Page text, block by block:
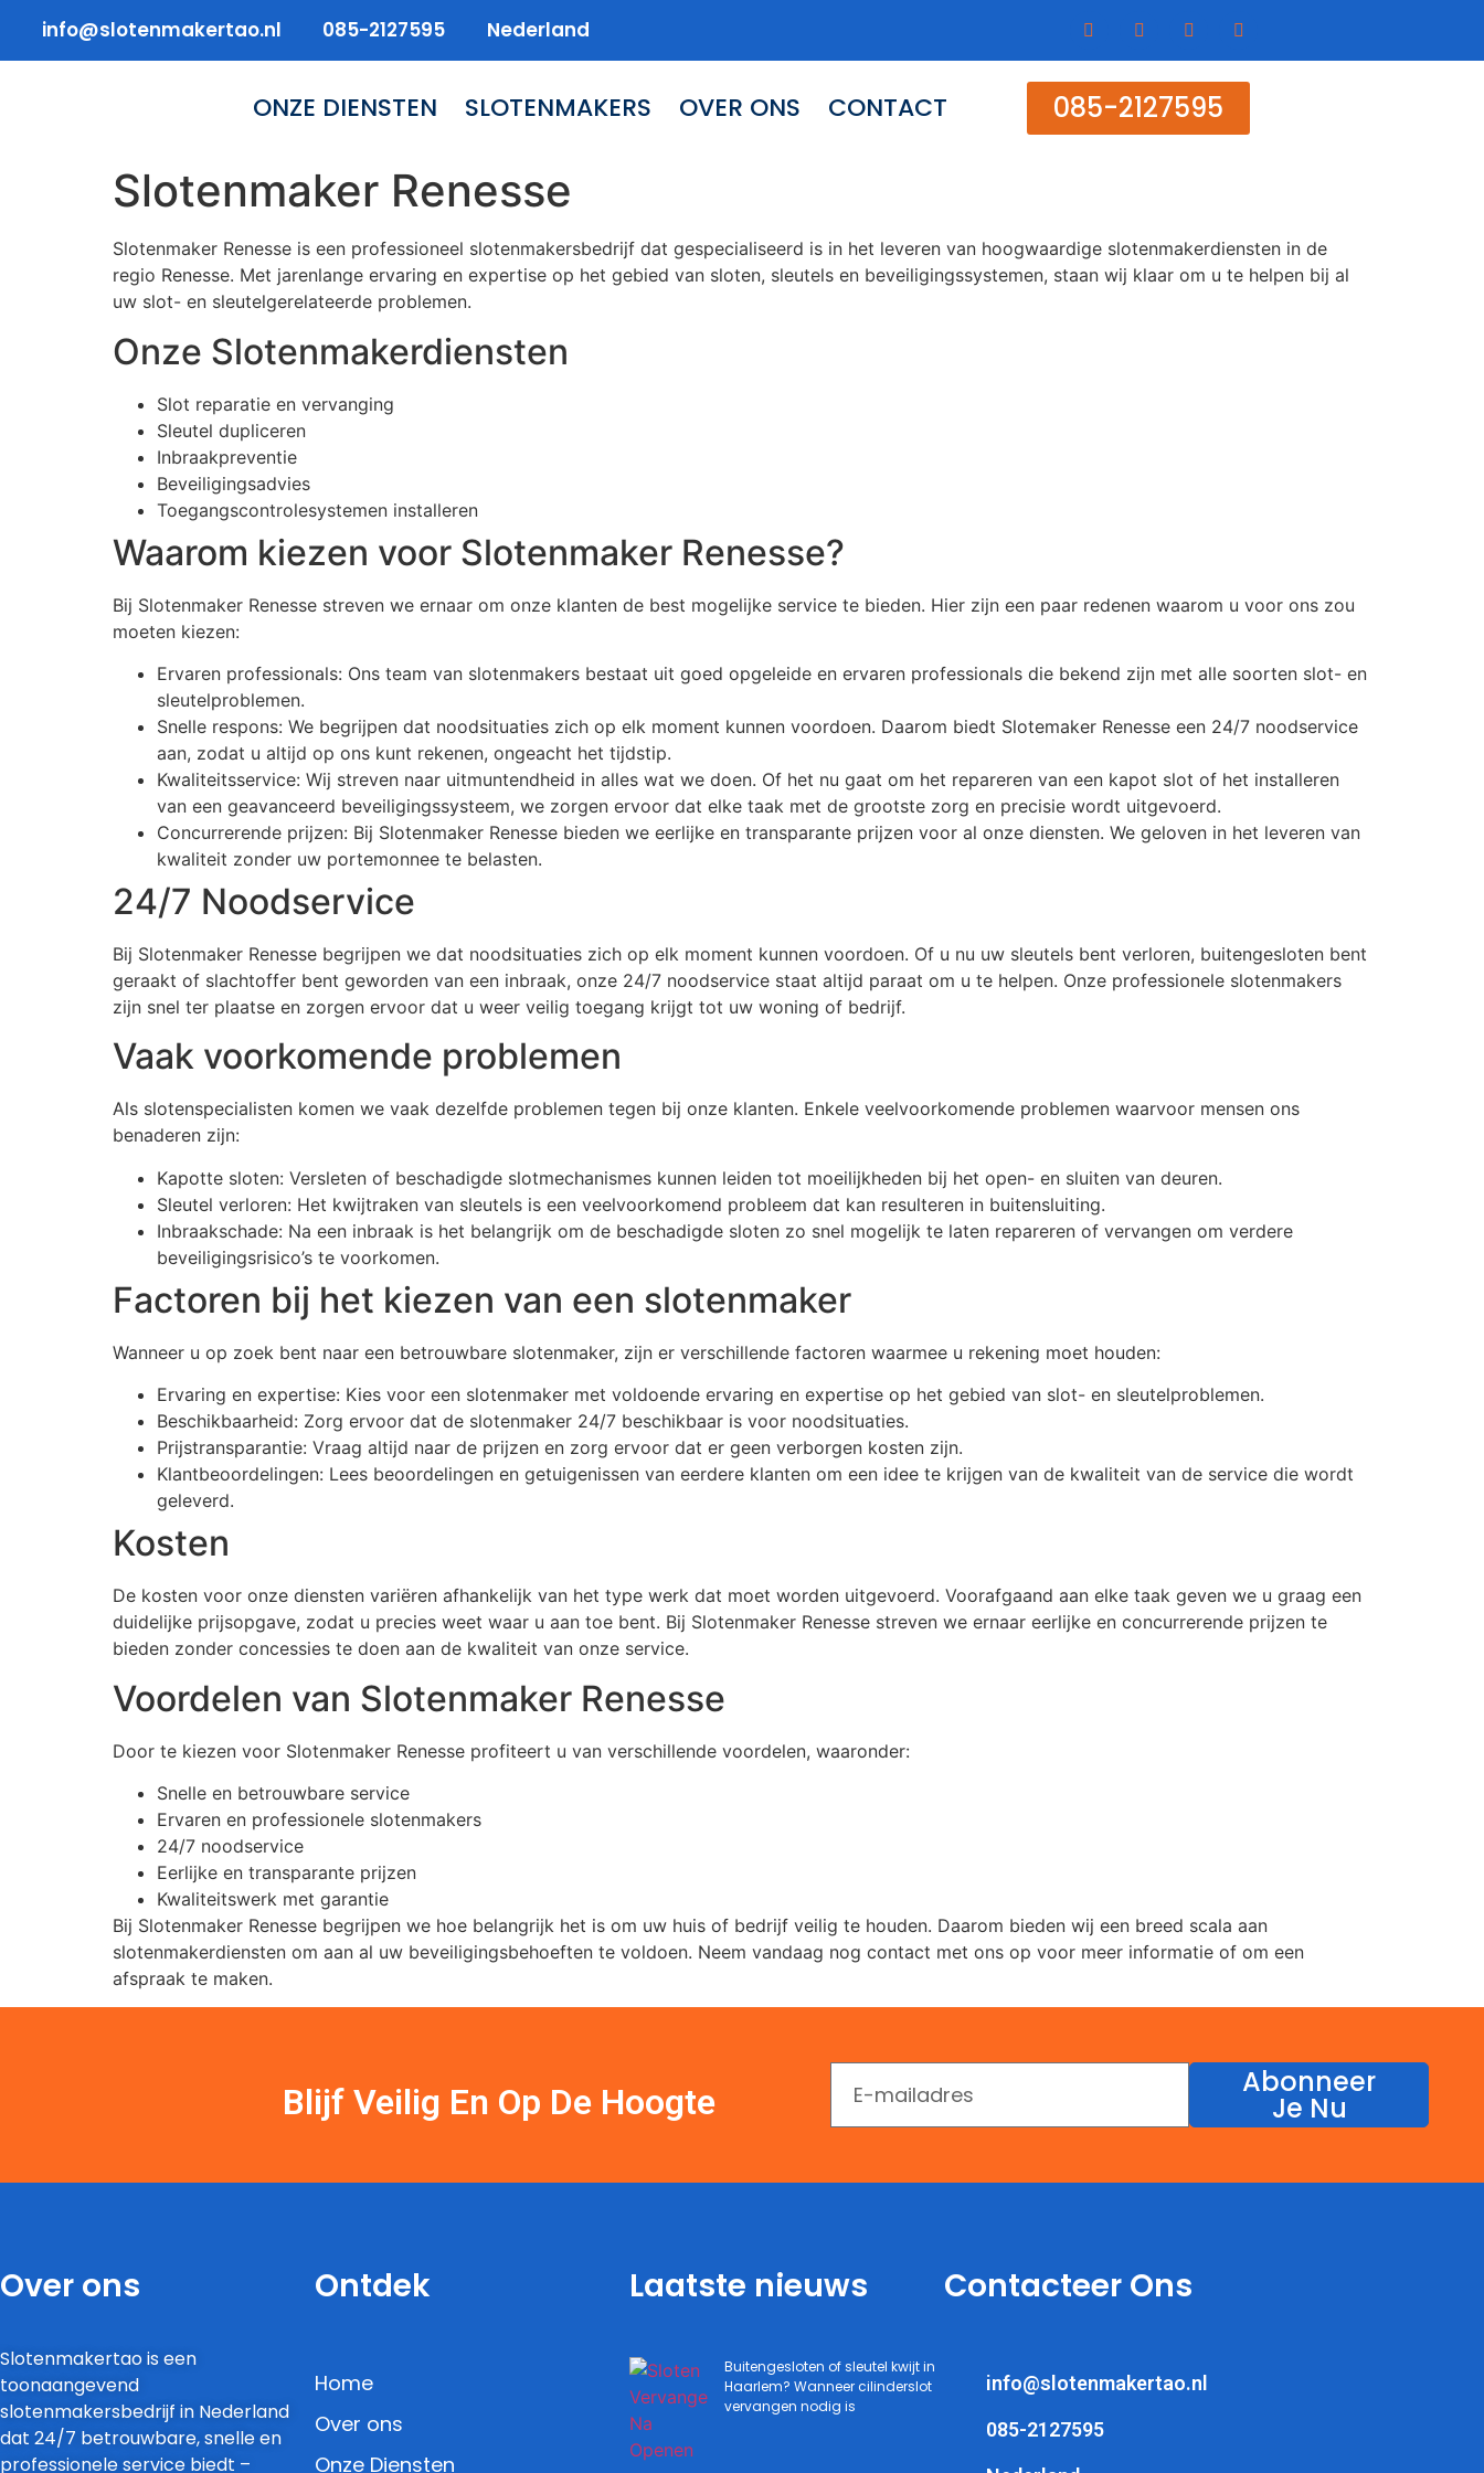
info@slotenmakertao.nl 085-2127595 Nederland
ONZE DIENSTEN SLOTENMAKERS OVER ONS CONTACT 085-2127595
Slotenmaker Renesse
Slotenmaker Renesse is een professioneel slotenmakersbedrijf dat gespecialiseerd is in het leveren van hoogwaardige slotenmakerdiensten in de
regio Renesse. Met jarenlange ervaring en expertise op het gebied van sloten, sleutels en beveiligingssystemen, staan wij klaar om u te helpen bij al
uw slot- en sleutelgerelateerde problemen.
Onze Slotenmakerdiensten
Slot reparatie en vervanging
Sleutel dupliceren
Inbraakpreventie
Beveiligingsadvies
Toegangscontrolesystemen installeren
Waarom kiezen voor Slotenmaker Renesse?
Bij Slotenmaker Renesse streven we ernaar om onze klanten de best mogelijke service te bieden. Hier zijn een paar redenen waarom u voor ons zou
moeten kiezen:
Ervaren professionals: Ons team van slotenmakers bestaat uit goed opgeleide en ervaren professionals die bekend zijn met alle soorten slot- en
sleutelproblemen.
Snelle respons: We begrijpen dat noodsituaties zich op elk moment kunnen voordoen. Daarom biedt Slotemaker Renesse een 24/7 noodservice
aan, zodat u altijd op ons kunt rekenen, ongeacht het tijdstip.
Kwaliteitsservice: Wij streven naar uitmuntendheid in alles wat we doen. Of het nu gaat om het repareren van een kapot slot of het installeren
van een geavanceerd beveiligingssysteem, we zorgen ervoor dat elke taak met de grootste zorg en precisie wordt uitgevoerd.
Concurrerende prijzen: Bij Slotenmaker Renesse bieden we eerlijke en transparante prijzen voor al onze diensten. We geloven in het leveren van
kwaliteit zonder uw portemonnee te belasten.
24/7 Noodservice
Bij Slotenmaker Renesse begrijpen we dat noodsituaties zich op elk moment kunnen voordoen. Of u nu uw sleutels bent verloren, buitengesloten bent
geraakt of slachtoffer bent geworden van een inbraak, onze 24/7 noodservice staat altijd paraat om u te helpen. Onze professionele slotenmakers
zijn snel ter plaatse en zorgen ervoor dat u weer veilig toegang krijgt tot uw woning of bedrijf.
Vaak voorkomende problemen
Als slotenspecialisten komen we vaak dezelfde problemen tegen bij onze klanten. Enkele veelvoorkomende problemen waarvoor mensen ons
benaderen zijn:
Kapotte sloten: Versleten of beschadigde slotmechanismes kunnen leiden tot moeilijkheden bij het open- en sluiten van deuren.
Sleutel verloren: Het kwijtraken van sleutels is een veelvoorkomend probleem dat kan resulteren in buitensluiting.
Inbraakschade: Na een inbraak is het belangrijk om de beschadigde sloten zo snel mogelijk te laten repareren of vervangen om verdere
beveiligingsrisico’s te voorkomen.
Factoren bij het kiezen van een slotenmaker
Wanneer u op zoek bent naar een betrouwbare slotenmaker, zijn er verschillende factoren waarmee u rekening moet houden:
Ervaring en expertise: Kies voor een slotenmaker met voldoende ervaring en expertise op het gebied van slot- en sleutelproblemen.
Beschikbaarheid: Zorg ervoor dat de slotenmaker 24/7 beschikbaar is voor noodsituaties.
Prijstransparantie: Vraag altijd naar de prijzen en zorg ervoor dat er geen verborgen kosten zijn.
Klantbeoordelingen: Lees beoordelingen en getuigenissen van eerdere klanten om een idee te krijgen van de kwaliteit van de service die wordt
geleverd.
Kosten
De kosten voor onze diensten variëren afhankelijk van het type werk dat moet worden uitgevoerd. Voorafgaand aan elke taak geven we u graag een
duidelijke prijsopgave, zodat u precies weet waar u aan toe bent. Bij Slotenmaker Renesse streven we ernaar eerlijke en concurrerende prijzen te
bieden zonder concessies te doen aan de kwaliteit van onze service.
Voordelen van Slotenmaker Renesse
Door te kiezen voor Slotenmaker Renesse profiteert u van verschillende voordelen, waaronder:
Snelle en betrouwbare service
Ervaren en professionele slotenmakers
24/7 noodservice
Eerlijke en transparante prijzen
Kwaliteitswerk met garantie
Bij Slotenmaker Renesse begrijpen we hoe belangrijk het is om uw huis of bedrijf veilig te houden. Daarom bieden wij een breed scala aan
slotenmakerdiensten om aan al uw beveiligingsbehoeften te voldoen. Neem vandaag nog contact met ons op voor meer informatie of om een
afspraak te maken.
Blijf Veilig En Op De Hoogte Abonneer
Je Nu
Over ons
Slotenmakertao is een
toonaangevend
slotenmakersbedrijf in Nederland
dat 24/7 betrouwbare, snelle en
professionele service biedt –
Ontdek
Home
Over ons
Onze Diensten
Laatste nieuws
Buitengesloten of sleutel kwijt in
Haarlem? Wanneer cilinderslot
vervangen nodig is
Contacteer Ons
info@slotenmakertao.nl
085-2127595